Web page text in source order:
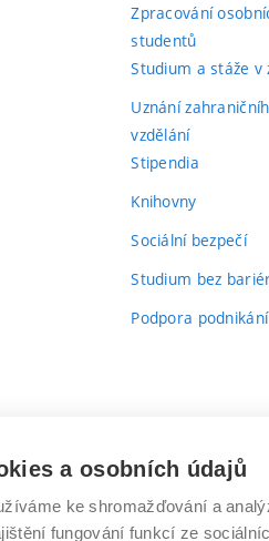
Zpracování
studentů
Studium a stáže v
Uznání
vzdělání
Stipendia
Knihovny(externí
Sociální bezpečí
Studium bez
Podpora podnikání
VYSOKÉ UČENÍ
a osobních údajů
ke shromažďování a
fungování funkcí ze